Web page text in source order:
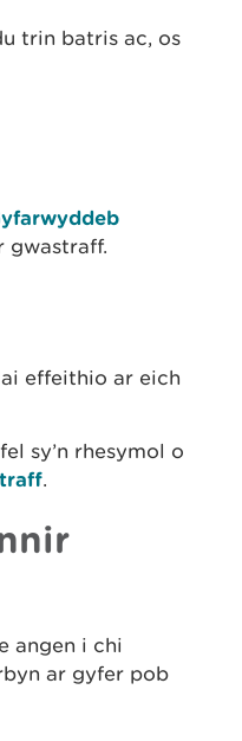
trin batris ac, os
gwastraff.
effeithio ar eich
sy’n rhesymol o
.
angen i chi
ar gyfer pob